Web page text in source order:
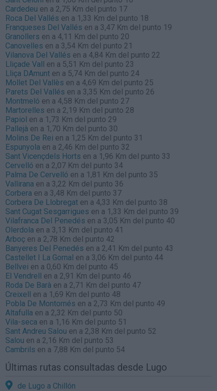
Cardedeu en a 2,75 Km del punto 17
Roca Del Vallés en a 1,33 Km del punto 18
Franqueses Del Vallés en a 3,47 Km del punto 19
Granollers en a 4,11 Km del punto 20
Canovelles en a 3,54 Km del punto 21
Vilanova Del Vallés en a 4,84 Km del punto 22
Lliçade Vall en a 5,51 Km del punto 23
Lliça DAmunt en a 5,74 Km del punto 24
Mollet Del Vallès en a 4,69 Km del punto 25
Parets Del Vallés en a 3,35 Km del punto 26
Montmeló en a 4,58 Km del punto 27
Martorelles en a 2,19 Km del punto 28
Papiol en a 1,73 Km del punto 29
Pallejà en a 1,70 Km del punto 30
Molins De Rei en a 1,25 Km del punto 31
Espunyola en a 2,46 Km del punto 32
Sant Vicençdels Horts en a 1,96 Km del punto 33
Cervelló en a 2,07 Km del punto 34
Palma De Cervelló en a 1,81 Km del punto 35
Vallirana en a 3,22 Km del punto 36
Corbera en a 3,48 Km del punto 37
Corbera De Llobregat en a 4,33 Km del punto 38
Sant Cugat Sesgarrigues en a 1,33 Km del punto 39
Vilafranca Del Penedés en a 3,05 Km del punto 40
Olerdola en a 3,13 Km del punto 41
Arboç en a 2,78 Km del punto 42
Banyeres Del Penedés en a 2,41 Km del punto 43
Castellet I La Gornal en a 3,06 Km del punto 44
Bellvei en a 0,60 Km del punto 45
El Vendrell en a 2,91 Km del punto 46
Roda De Barà en a 2,71 Km del punto 47
Creixell en a 1,69 Km del punto 48
Pobla De Montornés en a 2,73 Km del punto 49
Altafulla en a 2,32 Km del punto 50
Vila-seca en a 1,16 Km del punto 51
Sant Andreu Salou en a 2,38 Km del punto 52
Salou en a 2,16 Km del punto 53
Cambrils en a 7,88 Km del punto 54
Últimas rutas consultadas desde Lugo
de Lugo a Chillón